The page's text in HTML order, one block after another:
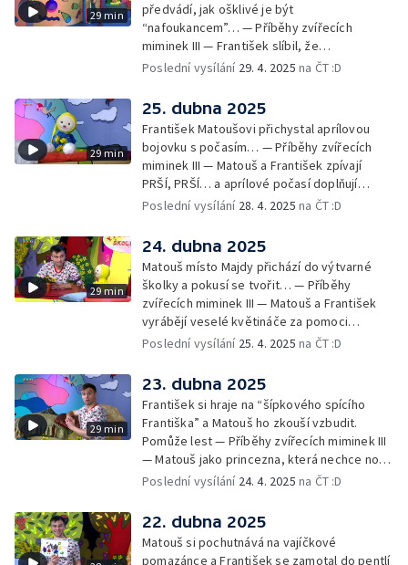
29 min
předvádí, jak ošklivé je být
“nafoukancem”… — Příběhy zvířecích
miminek III — František slíbil, že
nafoukancem nikdy nebude a děda mu písní
Cvoček astronautem — Obrázky a
rozloučení
Poslední vysílání 29. 4. 2025 na ČT :D
29 min
25. dubna 2025
František Matoušovi přichystal aprílovou
bojovku s počasím… — Příběhy zvířecích
miminek III — Matouš a František zpívají
PRŠÍ, PRŠÍ… a aprílové počasí doplňují
deštěm… — Cvoček astronautem —
Poslední vysílání 28. 4. 2025 na ČT :D
29 min
24. dubna 2025
Matouš místo Majdy přichází do výtvarné
školky a pokusí se tvořit… — Příběhy
zvířecích miminek III — Matouš a František
vyrábějí veselé květináče za pomoci
skořápek z velikonočních vajíček… —
obrázky + rozloučení
Poslední vysílání 25. 4. 2025 na ČT :D
29 min
23. dubna 2025
František si hraje na “šípkového spícího
Františka” a Matouš ho zkouší vzbudit.
Pomůže lest — Příběhy zvířecích miminek III
— Matouš jako princezna, která nechce nosit
brýle… — Cvoček astronautem — Nestyďte
Poslední vysílání 24. 4. 2025 na ČT :D
22. dubna 2025
Matouš si pochutnává na vajíčkové
pomazánce a František se zamotal do pentlí